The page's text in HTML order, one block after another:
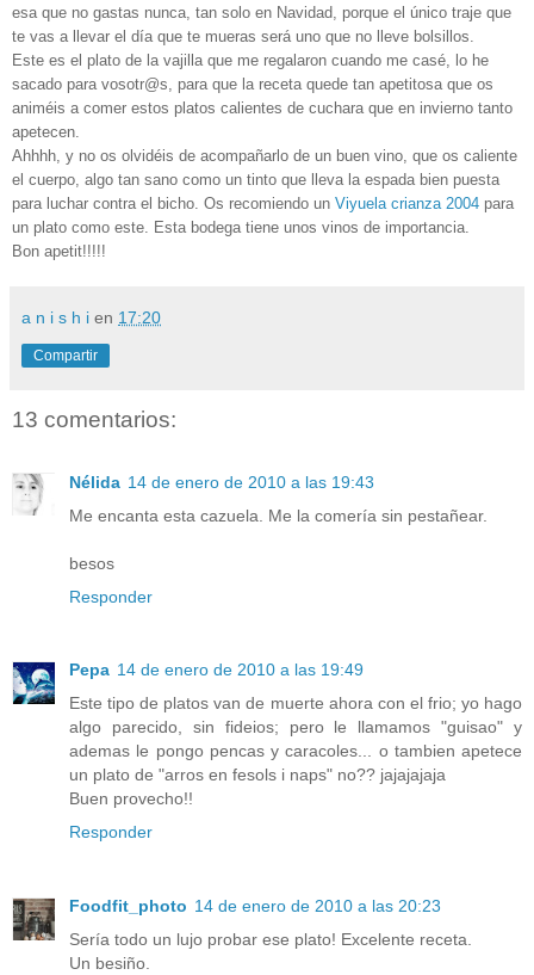
esa que no gastas nunca, tan solo en Navidad, porque el único traje que
te vas a llevar el día que te mueras será uno que no lleve bolsillos.
Este es el plato de la vajilla que me regalaron cuando me casé, lo he
sacado para vosotr@s, para que la receta quede tan apetitosa que os
animéis a comer estos platos calientes de cuchara que en invierno tanto
apetecen.
Ahhhh, y no os olvidéis de acompañarlo de un buen vino, que os caliente
el cuerpo, algo tan sano como un tinto que lleva la espada bien puesta
para luchar contra el bicho. Os recomiendo un Viyuela crianza 2004 para
un plato como este. Esta bodega tiene unos vinos de importancia.
Bon apetit!!!!!
a n i s h i en 17:20
Compartir
13 comentarios:
Nélida 14 de enero de 2010 a las 19:43
Me encanta esta cazuela. Me la comería sin pestañear.
besos
Responder
Pepa 14 de enero de 2010 a las 19:49
Este tipo de platos van de muerte ahora con el frio; yo hago
algo parecido, sin fideios; pero le llamamos "guisao" y
ademas le pongo pencas y caracoles... o tambien apetece
un plato de "arros en fesols i naps" no?? jajajajaja
Buen provecho!!
Responder
Foodfit_photo 14 de enero de 2010 a las 20:23
Sería todo un lujo probar ese plato! Excelente receta.
Un besiño.